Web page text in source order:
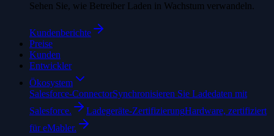
Sehen Sie, wie Betreiber Laden in Wachstum verwandeln.
Kundenberichte
Preise
Kunden
Entwickler
Ökosystem
Salesforce-ConnectorSynchronisieren Sie Ladedaten mit
Salesforce.
Ladegeräte-ZertifizierungHardware, zertifiziert
für eMabler.